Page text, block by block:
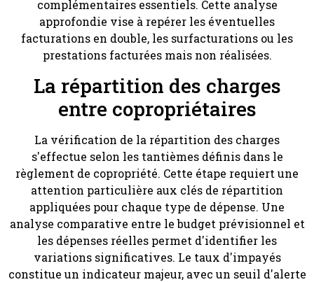
complémentaires essentiels. Cette analyse
approfondie vise à repérer les éventuelles
facturations en double, les surfacturations ou les
prestations facturées mais non réalisées.
La répartition des charges
entre copropriétaires
La vérification de la répartition des charges
s'effectue selon les tantièmes définis dans le
règlement de copropriété. Cette étape requiert une
attention particulière aux clés de répartition
appliquées pour chaque type de dépense. Une
analyse comparative entre le budget prévisionnel et
les dépenses réelles permet d'identifier les
variations significatives. Le taux d'impayés
constitue un indicateur majeur, avec un seuil d'alerte